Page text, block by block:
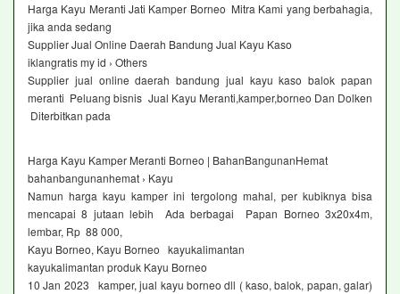
Harga Kayu Meranti Jati Kamper Borneo Mitra Kami yang berbahagia,
jika anda sedang
Supplier Jual Online Daerah Bandung Jual Kayu Kaso
iklangratis my id › Others
Supplier jual online daerah bandung jual kayu kaso balok papan
meranti Peluang bisnis Jual Kayu Meranti,kamper,borneo Dan Dolken
Diterbitkan pada
Harga Kayu Kamper Meranti Borneo | BahanBangunanHemat
bahanbangunanhemat › Kayu
Namun harga kayu kamper ini tergolong mahal, per kubiknya bisa
mencapai 8 jutaan lebih Ada berbagai Papan Borneo 3x20x4m,
lembar, Rp 88 000,
Kayu Borneo, Kayu Borneo kayukalimantan
kayukalimantan produk Kayu Borneo
10 Jan 2023 kamper, jual kayu borneo dll ( kaso, balok, papan, galar)